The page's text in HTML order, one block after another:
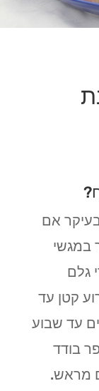
אם
במגשי
גלם
קטן עד
עד שבוע
בודד
מראש.